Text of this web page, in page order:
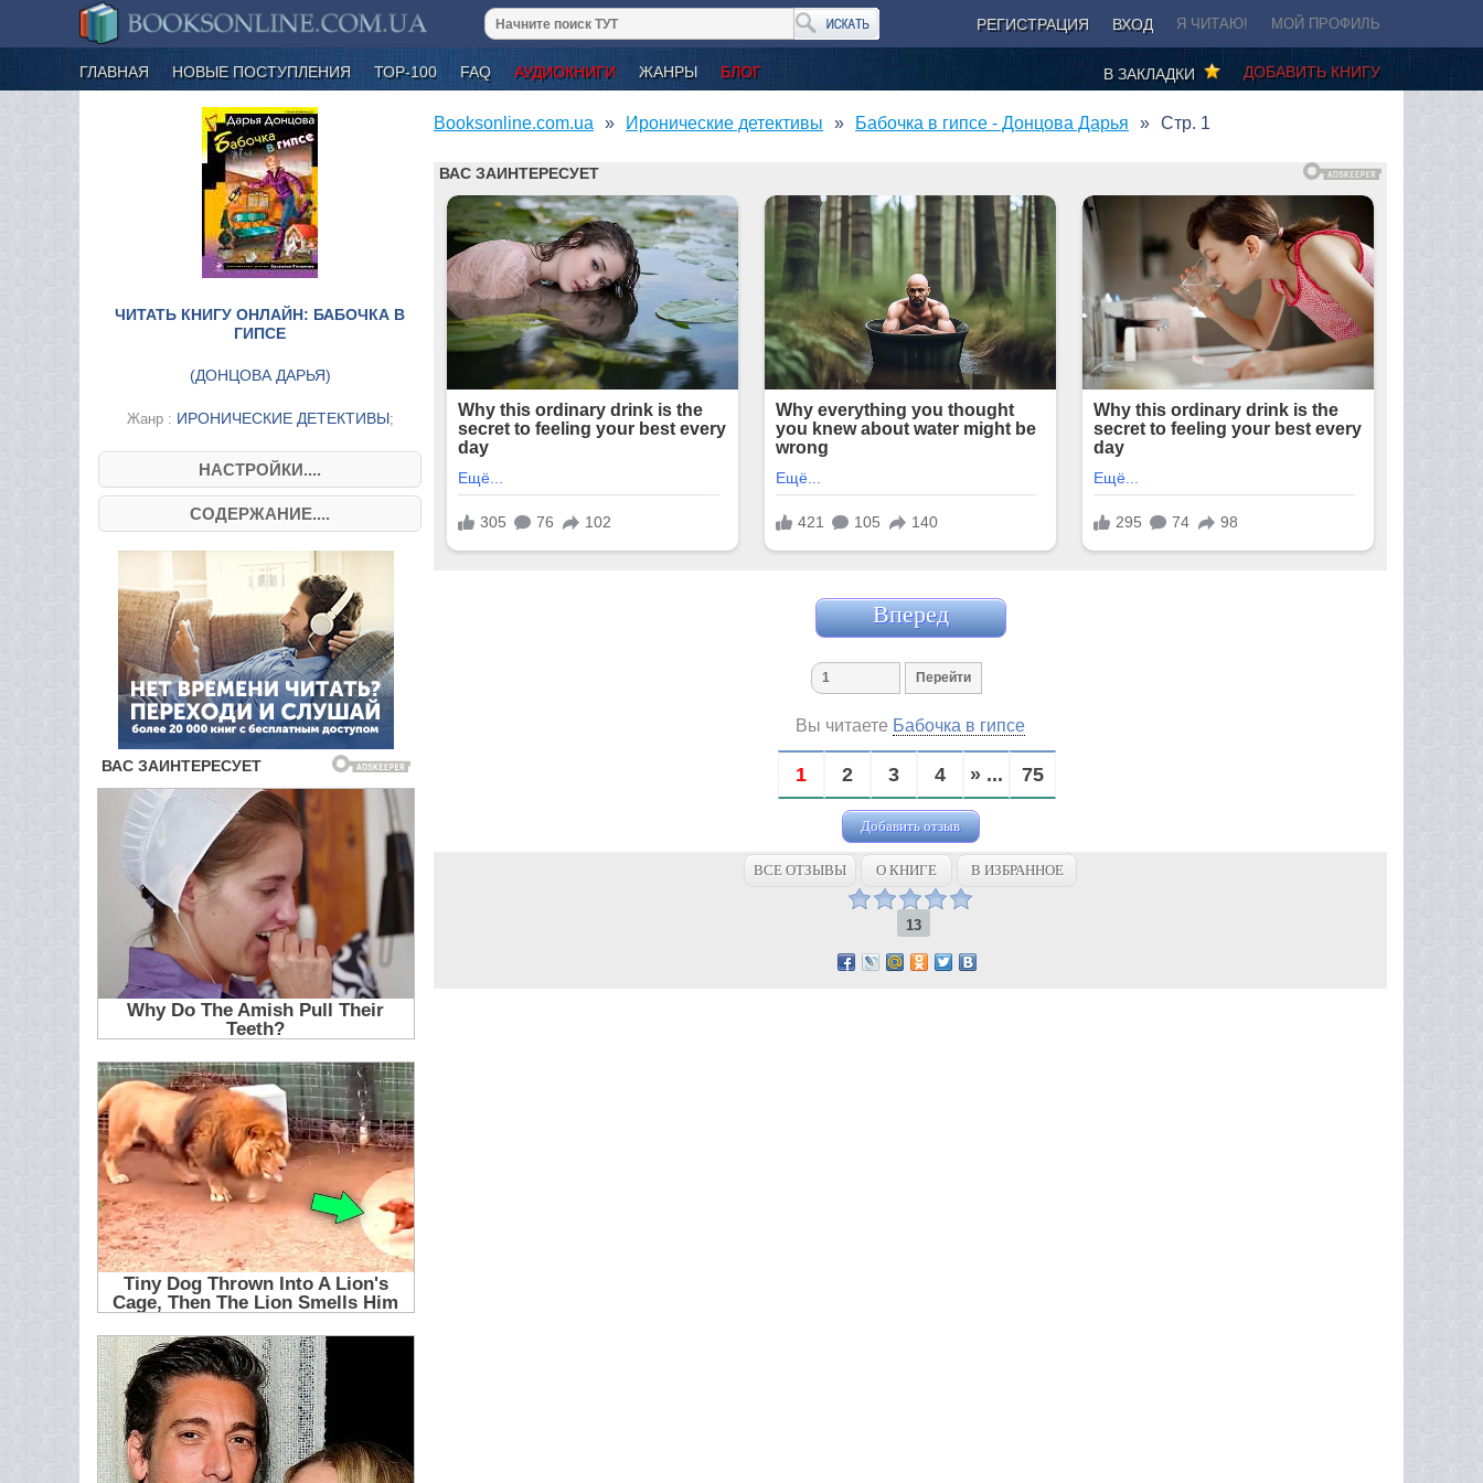
РЕГИСТРАЦИЯ ВХОД Я ЧИТАЮ! МОЙ ПРОФИЛЬ
ГЛАВНАЯ НОВЫЕ ПОСТУПЛЕНИЯ ТОР-100 FAQ АУДИОКНИГИ ЖАНРЫ БЛОГ ДОБАВИТЬ КНИГУ
В ЗАКЛАДКИ
ЧИТАТЬ КНИГУ ОНЛАЙН: БАБОЧКА В
ГИПСЕ
(ДОНЦОВА ДАРЬЯ)
Жанр : ИРОНИЧЕСКИЕ ДЕТЕКТИВЫ;
НАСТРОЙКИ....
СОДЕРЖАНИЕ....
Booksonline.com.ua Иронические детективы Бабочка в гипсе - Донцова Дарья Стр. 1
Вперед
Вы читаете Бабочка в гипсе
1 2 3 4 » ... 75
Добавить отзыв
ВСЕ ОТЗЫВЫ О КНИГЕ В ИЗБРАННОЕ
13